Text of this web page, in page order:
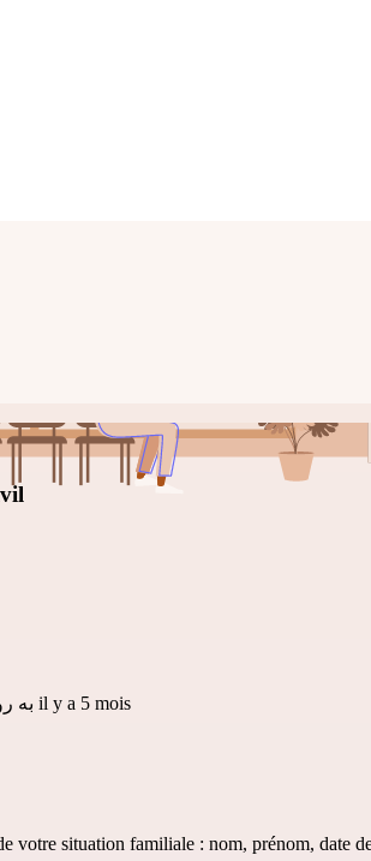
به روز شده il y a 5 mois
situation familiale : nom, prénom, date